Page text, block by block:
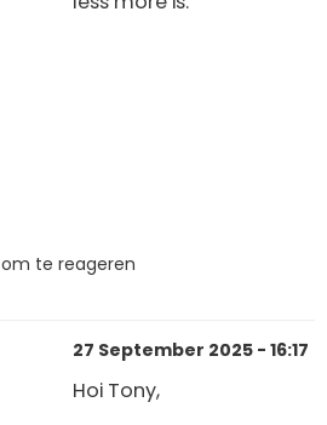
om te reageren
27 September 2025 - 16:17
Hoi Tony,